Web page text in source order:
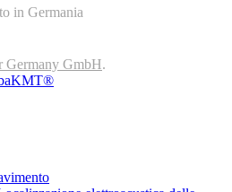
GmbH.